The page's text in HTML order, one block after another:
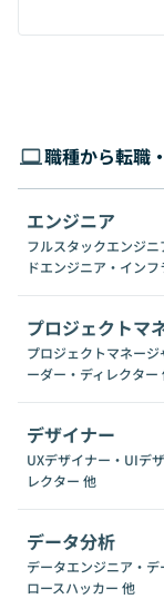
職種から転職
エンジニア
フルスタックエンジ
ドエンジニア・イン
プロジェクトマ
プロジェクトマネー
ーダー・ディレクター
デザイナー
UXデザイナー・UIデ
レクター 他
データ分析
データエンジニア・
ロースハッカー 他